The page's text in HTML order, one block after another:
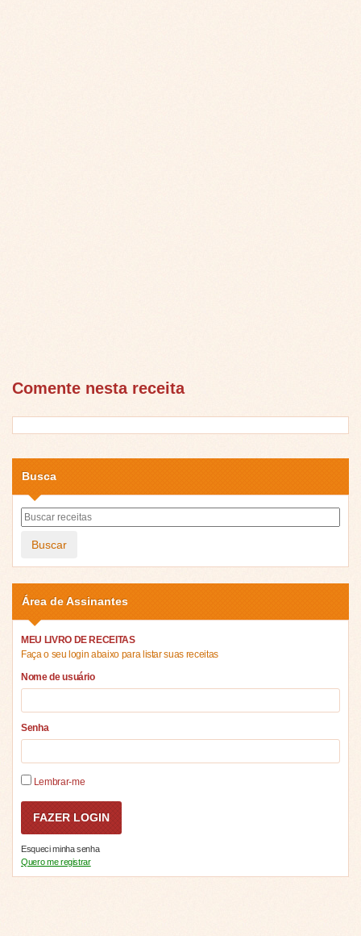
Comente nesta receita
Busca
Buscar
Área de Assinantes
MEU LIVRO DE RECEITAS
Faça o seu login abaixo para listar suas receitas
Nome de usuário
Senha
Lembrar-me
Esqueci minha senha
Quero me registrar